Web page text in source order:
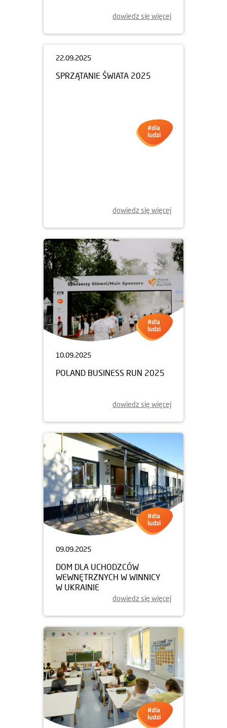
dowiedz się więcej
dowiedz się więcej
10.09.2025
POLAND BUSINESS RUN 2025
dowiedz się więcej
09.09.2025
DOM DLA UCHODZCÓW
WEWNĘTRZNYCH W WINNICY
W UKRAINIE
dowiedz się więcej